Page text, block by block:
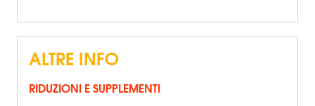
ALTRE INFO
RIDUZIONI E SUPPLEMENTI